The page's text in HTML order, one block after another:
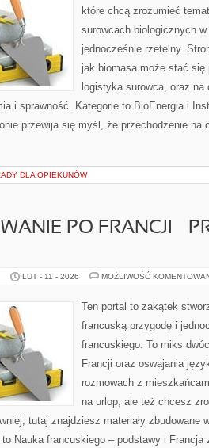
które chcą zrozumieć
surowcach biologicznych
jednocześnie rzetelny.
jak biomasa może stać się
logistyka surowca, oraz
i sprawność. Kategorie to BioEnergia i
przewija się myśl, że przechodzenie na
DLA OPIEKUNÓW
PO FRANCJI –
LUT - 11 - 2026 MOŻLIWOŚĆ
Ten portal to zakątek
francuską przygodę i
francuskiego. To miks
Francji oraz oswajania
rozmowach z
na urlop, ale też chcesz
tutaj znajdziesz materiały zbudowane
to Nauka francuskiego – podstawy i